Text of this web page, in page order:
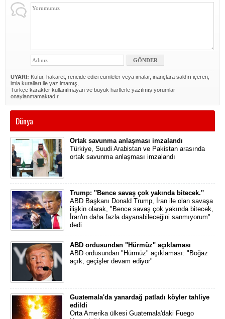
UYARI: Küfür, hakaret, rencide edici cümleler veya imalar, inançlara saldırı içeren,
imla kuralları ile yazılmamış,
Türkçe karakter kullanılmayan ve büyük harflerle yazılmış yorumlar
onaylanmamaktadır.
Dünya
Ortak savunma anlaşması imzalandı
Türkiye, Suudi Arabistan ve Pakistan arasında
ortak savunma anlaşması imzalandı
Trump: ''Bence savaş çok yakında bitecek.''
ABD Başkanı Donald Trump, İran ile olan savaşa
ilişkin olarak, "Bence savaş çok yakında bitecek,
İran'ın daha fazla dayanabileceğini sanmıyorum"
dedi
ABD ordusundan "Hürmüz" açıklaması
ABD ordusundan "Hürmüz" açıklaması: "Boğaz
açık, geçişler devam ediyor"
Guatemala'da yanardağ patladı köyler tahliye
edildi
Orta Amerika ülkesi Guatemala'daki Fuego